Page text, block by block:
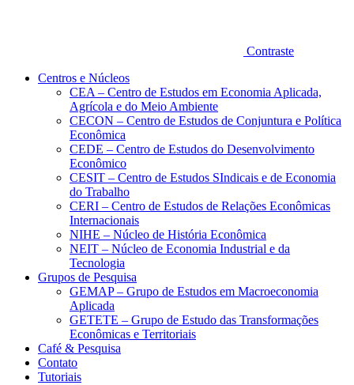
Contraste
Centros e Núcleos
CEA – Centro de Estudos em Economia Aplicada,
Agrícola e do Meio Ambiente
CECON – Centro de Estudos de Conjuntura e Política
Econômica
CEDE – Centro de Estudos do Desenvolvimento
Econômico
CESIT – Centro de Estudos SIndicais e de Economia
do Trabalho
CERI – Centro de Estudos de Relações Econômicas
Internacionais
NIHE – Núcleo de História Econômica
NEIT – Núcleo de Economia Industrial e da
Tecnologia
Grupos de Pesquisa
GEMAP – Grupo de Estudos em Macroeconomia
Aplicada
GETETE – Grupo de Estudo das Transformações
Econômicas e Territoriais
Café & Pesquisa
Contato
Tutoriais